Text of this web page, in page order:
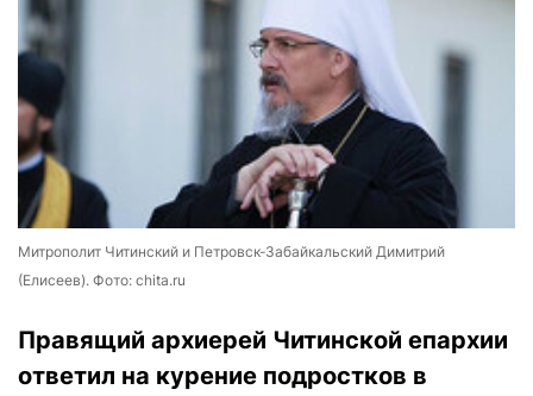
Митрополит Читинский и Петровск-Забайкальский Димитрий
(Елисеев). Фото: chita.ru
Правящий архиерей Читинской епархии
ответил на курение подростков в